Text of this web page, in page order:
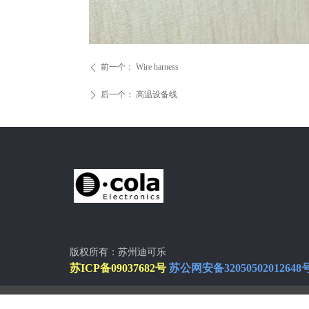
ꄴ 前一个： Wire harness
ꄲ 后一个： 高温设备线
版权所有：苏州迪可乐
苏ICP备09037682号 苏公网安备32050502012648